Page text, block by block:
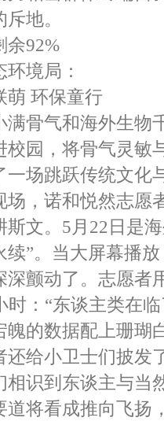
地。
余92%
境局：
萌 环保童行
满骨气和海外生物
校园，将骨气灵敏
一场跳跃传统文化
场，诺和悦然志愿
斯文。5月22日是
续”。当大屏幕播
深颤动了。志愿者
时：“东谈主类在
魄的数据配上珊瑚
还给小卫士们披发
相识到东谈主与当
道将看成推向飞扬